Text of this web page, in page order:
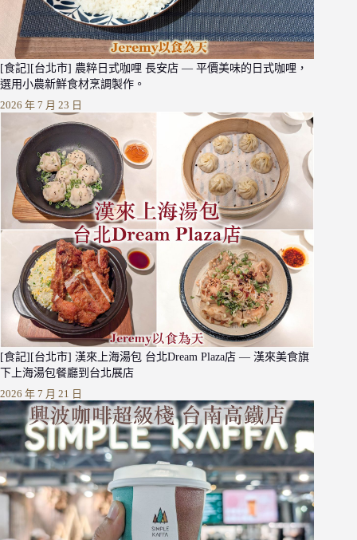
[食記][台北市] 農粹日式咖哩 長安店 — 平價美味的日式咖哩，
選用小農新鮮食材烹調製作。
2026 年 7 月 23 日
[食記][台北市] 漢來上海湯包 台北Dream Plaza店 — 漢來美食旗
下上海湯包餐廳到台北展店
2026 年 7 月 21 日